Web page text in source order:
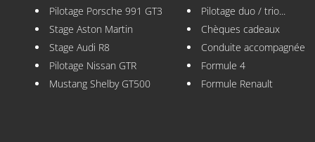
Pilotage Porsche 991 GT3
Stage Aston Martin
Stage Audi R8
Pilotage Nissan GTR
Mustang Shelby GT500
Pilotage duo / trio...
Chèques cadeaux
Conduite accompagnée
Formule 4
Formule Renault